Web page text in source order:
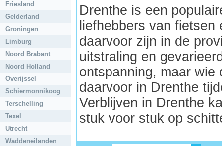
Friesland
Gelderland
Groningen
Limburg
Noord Brabant
Noord Holland
Overijssel
Schiermonnikoog
Terschelling
Texel
Utrecht
Waddeneilanden
Drenthe is een
liefhebbers van
daarvoor zijn in de
uitstraling en
ontspanning, maar wie
daarvoor in Drenthe
Verblijven in Drenthe
stuk voor stuk op